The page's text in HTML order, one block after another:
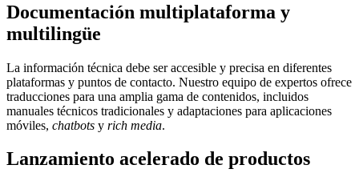
Documentación multiplataforma y
multilingüe
La información técnica debe ser accesible y precisa en diferentes
plataformas y puntos de contacto. Nuestro equipo de expertos ofrece
traducciones para una amplia gama de contenidos, incluidos
manuales técnicos tradicionales y adaptaciones para aplicaciones
móviles, chatbots y rich media.
Lanzamiento acelerado de productos